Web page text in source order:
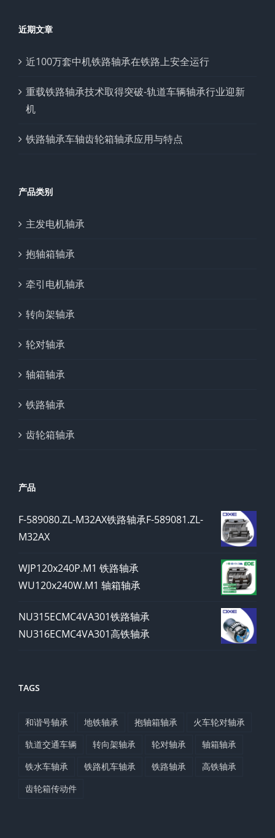
近期文章
近100万套中机铁路轴承在铁路上安全运行
重载铁路轴承技术取得突破-轨道车辆轴承行业迎新
机
铁路轴承车轴齿轮箱轴承应用与特点
产品类别
主发电机轴承
抱轴箱轴承
牵引电机轴承
转向架轴承
轮对轴承
轴箱轴承
铁路轴承
齿轮箱轴承
产品
F-589080.ZL-M32AX铁路轴承F-589081.ZL-
M32AX
WJP120x240P.M1 铁路轴承
WU120x240W.M1 轴箱轴承
NU315ECMC4VA301铁路轴承
NU316ECMC4VA301高铁轴承
TAGS
和谐号轴承 地铁轴承 抱轴箱轴承
火车轮对轴承
轨道交通车辆
转向架轴承 轮对轴承
轴箱轴承
铁水车轴承
铁路机车轴承 铁路轴承
高铁轴承
齿轮箱传动件